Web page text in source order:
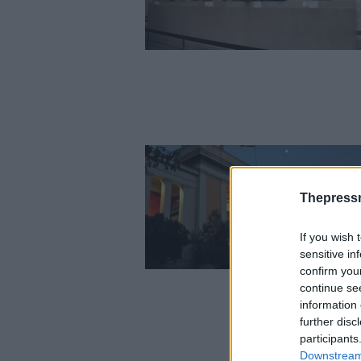
If you wish
sensitive
confirm
continue
information
further